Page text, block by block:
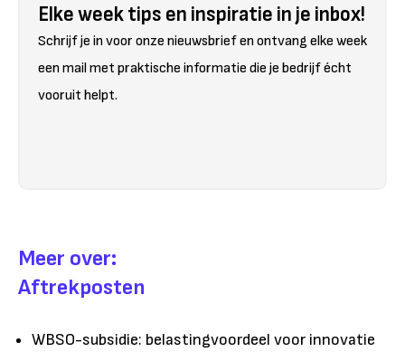
Elke week tips en inspiratie in je inbox!
Schrijf je in voor onze nieuwsbrief en ontvang elke week
een mail met praktische informatie die je bedrijf écht
vooruit helpt.
Meer over:
Aftrekposten
WBSO-subsidie: belastingvoordeel voor innovatie